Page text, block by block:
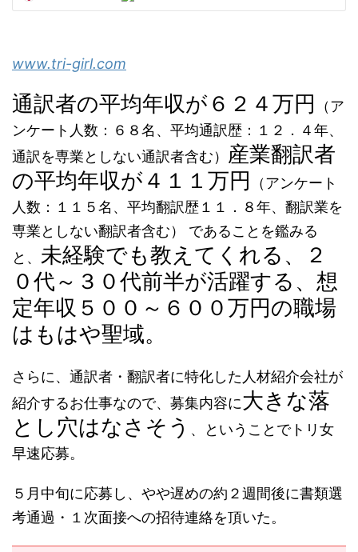
www.tri-girl.com
通訳者の平均年収が６２４万円
（ア
ンケート人数：６８名、平均通訳歴：１２．４年、
通訳を専業としない通訳者含む） 産業翻訳者
の平均年収が４１１万円
（アンケート
人数：１１５名、平均翻訳歴１１．８年、翻訳業を
専業としない翻訳者含む） であることを鑑みる
と、 未経験でも教えてくれる、２
０代～３０代前半が活躍する、想
定年収５００～６００万円の職場
はもはや聖域。
さらに、通訳者・翻訳者に特化した人材紹介会社が
紹介するお仕事なので、募集内容に大きな落
とし穴はなさそう 、ということでトリ女
早速応募。
５月中旬に応募し、やや遅めの約２週間後に書類選
考通過・１次面接への招待連絡を頂いた。